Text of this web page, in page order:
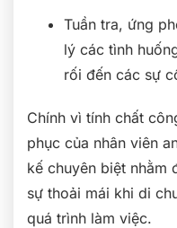
Tuần tra, ứng
lý các tình
rối đến các sự
Chính vì tính chất
phục của nhân viên
kế chuyên biệt nhằm
sự thoải mái khi di
quá trình làm việc.